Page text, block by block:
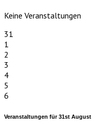
Keine Veranstaltungen
31
1
2
3
4
5
6
Veranstaltungen für31st August